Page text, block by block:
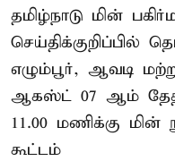
தமிழ்நாடு மின்
செய்திக்குறிப்பில்
எழும்பூர், ஆவடி
ஆகஸ்ட் 07 ஆம்
11.00 மணிக்கு மின்
கூட்டம்